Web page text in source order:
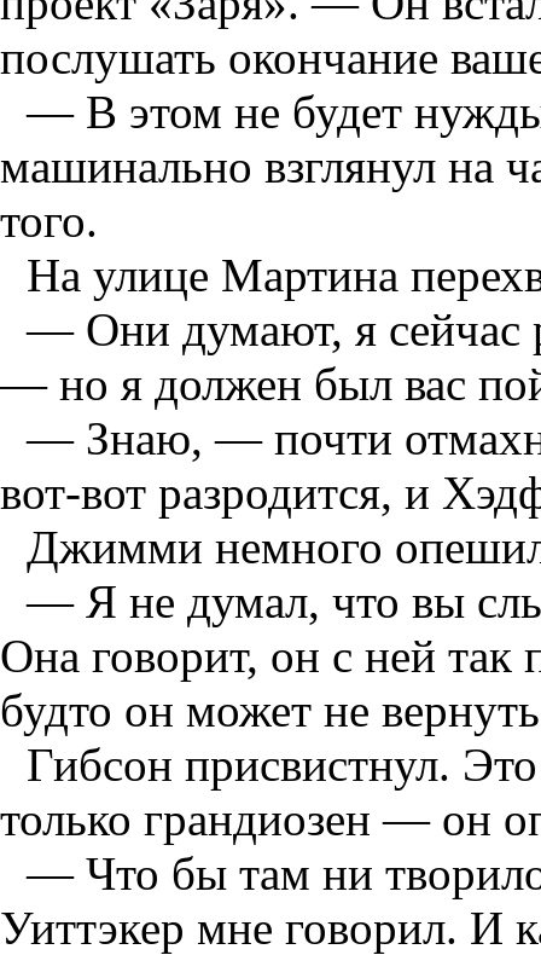
послушать окончание
— В этом не будет
машинально взглянул на
того.
На улице Мартина
— Они думают, я сейчас
— но я должен был вас
— Знаю, — почти
вот-вот разродится, и
Джимми немного
— Я не думал, что вы
Она говорит, он с ней так
будто он может не
Гибсон присвистнул.
только грандиозен — он
— Что бы там ни
Уиттэкер мне говорил. И